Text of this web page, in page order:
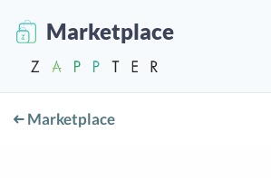
Marketplace
Marketplace